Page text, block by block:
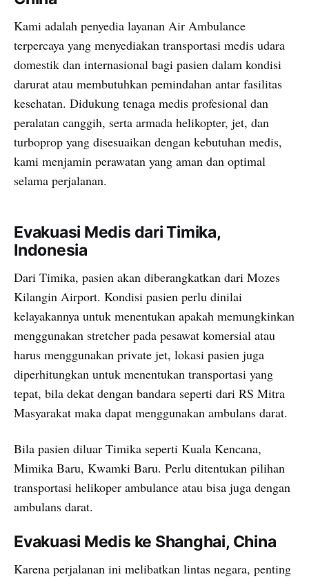
Kami adalah penyedia layanan Air Ambulance
terpercaya yang menyediakan transportasi medis udara
domestik dan internasional bagi pasien dalam kondisi
darurat atau membutuhkan pemindahan antar fasilitas
kesehatan. Didukung tenaga medis profesional dan
peralatan canggih, serta armada helikopter, jet, dan
turboprop yang disesuaikan dengan kebutuhan medis,
kami menjamin perawatan yang aman dan optimal
selama perjalanan.
Evakuasi Medis dari Timika,
Indonesia
Dari Timika, pasien akan diberangkatkan dari Mozes
Kilangin Airport. Kondisi pasien perlu dinilai
kelayakannya untuk menentukan apakah memungkinkan
menggunakan stretcher pada pesawat komersial atau
harus menggunakan private jet, lokasi pasien juga
diperhitungkan untuk menentukan transportasi yang
tepat, bila dekat dengan bandara seperti dari RS Mitra
Masyarakat maka dapat menggunakan ambulans darat.
Bila pasien diluar Timika seperti Kuala Kencana,
Mimika Baru, Kwamki Baru. Perlu ditentukan pilihan
transportasi helikoper ambulance atau bisa juga dengan
ambulans darat.
Evakuasi Medis ke Shanghai, China
Karena perjalanan ini melibatkan lintas negara, penting